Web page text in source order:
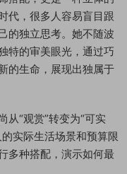
代，很多人容易盲目跟
的独立思考。她不随波
特的审美眼光，通过巧
的生命，展现出独属于
从“观赏”转变为“可实
实际生活场景和预算限
多种搭配，演示如何最